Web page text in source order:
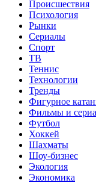
Происшествия
Психология
Рынки
Сериалы
Спорт
ТВ
Теннис
Технологии
Тренды
Фигурное
Фильмы и
Футбол
Хоккей
Шахматы
Шоу-бизнес
Экология
Экономика